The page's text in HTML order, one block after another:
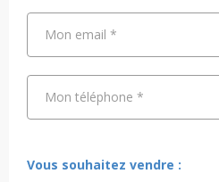
Mon email *
Mon téléphone *
Vous souhaitez vendre :